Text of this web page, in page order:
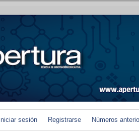
Iniciar sesión Registrarse Números